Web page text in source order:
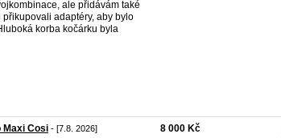
ale přidávám také
adaptéry, aby bylo
korba kočárku byla
Maxi Cosi - [7.8. 2026] 8 000 Kč